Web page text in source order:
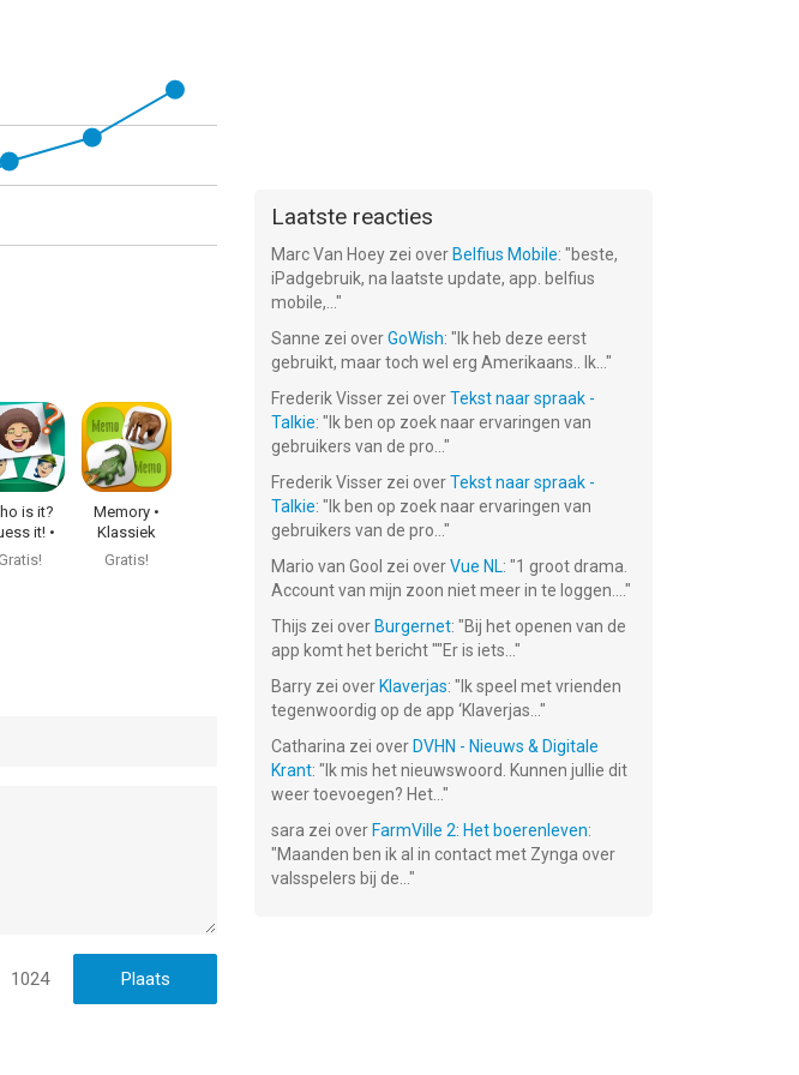
nadat je op Spelen
is it?
it! •
Classic
Gratis!
Memory •
Klassiek
Gratis!
1024
Laatste reacties
Marc Van Hoey zei over Belfius Mobile: "beste,
iPadgebruik, na laatste update, app. belfius
mobile,... "
Sanne zei overGoWish: " Ik heb deze eerst
gebruikt, maar toch wel erg Amerikaans.. Ik... "
Frederik Visser zei overTekst naar spraak -
Talkie: " Ik ben op zoek naar ervaringen van
gebruikers van de pro... "
Frederik Visser zei overTekst naar spraak -
Talkie: " Ik ben op zoek naar ervaringen van
gebruikers van de pro... "
Mario van Gool zei overVue NL: "1 groot drama.
Account van mijn zoon niet meer in te loggen.... "
Thijs zei over Burgernet: "Bij het openen van de
app komt het bericht ""Er is iets... "
Barry zei over Klaverjas: " Ik speel met vrienden
tegenwoordig op de app ‘Klaverjas... "
Catharina zei over DVHN - Nieuws & Digitale
Krant: " Ik mis het nieuwswoord. Kunnen jullie dit
weer toevoegen? Het... "
sara zei over FarmVille 2: Het boerenleven:
"Maanden ben ik al in contact met Zynga over
valsspelers bij de... "